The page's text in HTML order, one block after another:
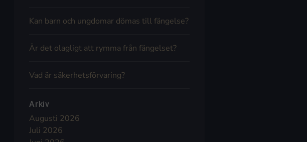
Kan barn och ungdomar dömas till fängelse?
Är det olagligt att rymma från fängelset?
Vad är säkerhetsförvaring?
Arkiv
Augusti 2026
Juli 2026